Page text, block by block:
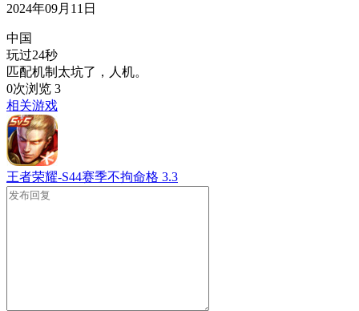
2024年09月11日
中国
玩过24秒
匹配机制太坑了，人机。
0次浏览 3
相关游戏
王者荣耀-S44赛季不拘命格 3.3